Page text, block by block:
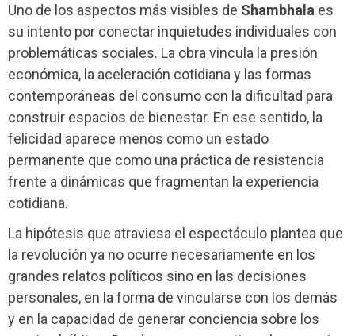
Uno de los aspectos más visibles de Shambhala es
su intento por conectar inquietudes individuales con
problemáticas sociales. La obra vincula la presión
económica, la aceleración cotidiana y las formas
contemporáneas del consumo con la dificultad para
construir espacios de bienestar. En ese sentido, la
felicidad aparece menos como un estado
permanente que como una práctica de resistencia
frente a dinámicas que fragmentan la experiencia
cotidiana.
La hipótesis que atraviesa el espectáculo plantea que
la revolución ya no ocurre necesariamente en los
grandes relatos políticos sino en las decisiones
personales, en la forma de vincularse con los demás
y en la capacidad de generar conciencia sobre los